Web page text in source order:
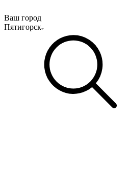
Ваш город
Пятигорск